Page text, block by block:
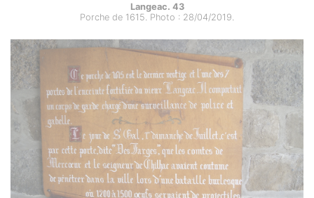
Langeac. 43
Porche de 1615. Photo : 28/04/2019.